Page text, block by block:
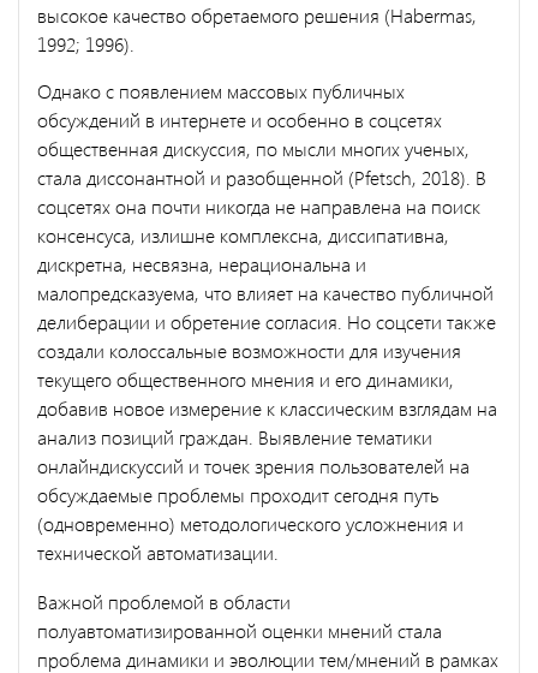
высокое качество обретаемого решения (Habermas,
1992; 1996).
Однако с появлением массовых публичных
обсуждений в интернете и особенно в соцсетях
общественная дискуссия, по мысли многих ученых,
стала диссонантной и разобщенной (Pfetsch, 2018). В
соцсетях она почти никогда не направлена на поиск
консенсуса, излишне комплексна, диссипативна,
дискретна, несвязна, нерациональна и
малопредсказуема, что влияет на качество публичной
делиберации и обретение согласия. Но соцсети также
создали колоссальные возможности для изучения
текущего общественного мнения и его динамики,
добавив новое измерение к классическим взглядам на
анализ позиций граждан. Выявление тематики
онлайндискуссий и точек зрения пользователей на
обсуждаемые проблемы проходит сегодня путь
(одновременно) методологического усложнения и
технической автоматизации.
Важной проблемой в области
полуавтоматизированной оценки мнений стала
проблема динамики и эволюции тем/мнений в рамках